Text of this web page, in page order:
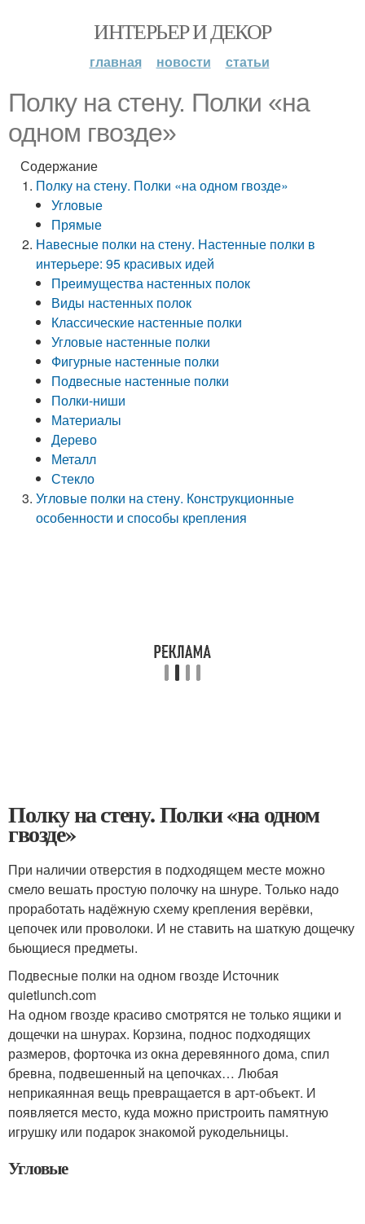
ИНТЕРЬЕР И ДЕКОР
главная новости статьи
Полку на стену. Полки «на
одном гвозде»
Содержание
Полку на стену. Полки «на одном гвозде»
Угловые
Прямые
Навесные полки на стену. Настенные полки в
интерьере: 95 красивых идей
Преимущества настенных полок
Виды настенных полок
Классические настенные полки
Угловые настенные полки
Фигурные настенные полки
Подвесные настенные полки
Полки-ниши
Материалы
Дерево
Металл
Стекло
Угловые полки на стену. Конструкционные
особенности и способы крепления
Полку на стену. Полки «на одном
гвозде»
При наличии отверстия в подходящем месте можно
смело вешать простую полочку на шнуре. Только надо
проработать надёжную схему крепления верёвки,
цепочек или проволоки. И не ставить на шаткую дощечку
бьющиеся предметы.
Подвесные полки на одном гвозде Источник
quietlunch.com
На одном гвозде красиво смотрятся не только ящики и
дощечки на шнурах. Корзина, поднос подходящих
размеров, форточка из окна деревянного дома, спил
бревна, подвешенный на цепочках… Любая
неприкаянная вещь превращается в арт-объект. И
появляется место, куда можно пристроить памятную
игрушку или подарок знакомой рукодельницы.
Угловые